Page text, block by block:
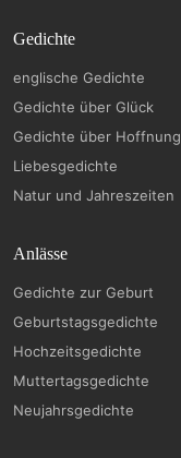
Gedichte
englische Gedichte
Gedichte über Glück
Gedichte über Hoffnung
Liebesgedichte
Natur und Jahreszeiten
Anlässe
Gedichte zur Geburt
Geburtstagsgedichte
Hochzeitsgedichte
Muttertagsgedichte
Neujahrsgedichte